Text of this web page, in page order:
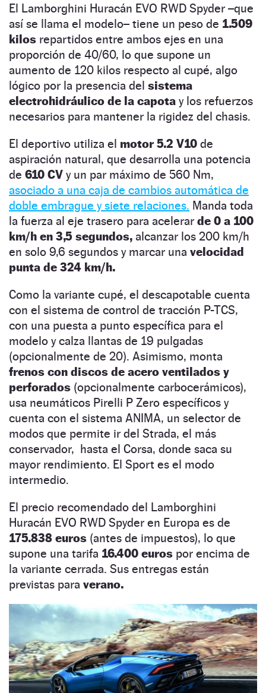
El Lamborghini Huracán EVO RWD Spyder –que
así se llama el modelo– tiene un peso de 1.509
kilos repartidos entre ambos ejes en una
proporción de 40/60, lo que supone un
aumento de 120 kilos respecto al cupé, algo
lógico por la presencia del sistema
electrohidráulico de la capota y los refuerzos
necesarios para mantener la rigidez del chasis.
El deportivo utiliza el motor 5.2 V10 de
aspiración natural, que desarrolla una potencia
de 610 CV y un par máximo de 560 Nm,
asociado a una caja de cambios automática de
doble embrague y siete relaciones. Manda toda
la fuerza al eje trasero para acelerar de 0 a 100
km/h en 3,5 segundos, alcanzar los 200 km/h
en solo 9,6 segundos y marcar una velocidad
punta de 324 km/h.
Como la variante cupé, el descapotable cuenta
con el sistema de control de tracción P-TCS,
con una puesta a punto específica para el
modelo y calza llantas de 19 pulgadas
(opcionalmente de 20). Asimismo, monta
frenos con discos de acero ventilados y
perforados (opcionalmente carbocerámicos),
usa neumáticos Pirelli P Zero específicos y
cuenta con el sistema ANIMA, un selector de
modos que permite ir del Strada, el más
conservador, hasta el Corsa, donde saca su
mayor rendimiento. El Sport es el modo
intermedio.
El precio recomendado del Lamborghini
Huracán EVO RWD Spyder en Europa es de
175.838 euros (antes de impuestos), lo que
supone una tarifa 16.400 euros por encima de
la variante cerrada. Sus entregas están
previstas para verano.